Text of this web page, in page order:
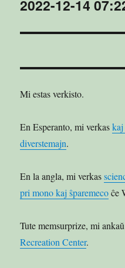
Sekva
2022-12-14
Mi estas verkisto.
En Esperanto, mi verkas
diverstemajn.
En la angla, mi verkas
pri mono kaj ŝparemecoĉe
Tute memsurprize, mi
Recreation Center.